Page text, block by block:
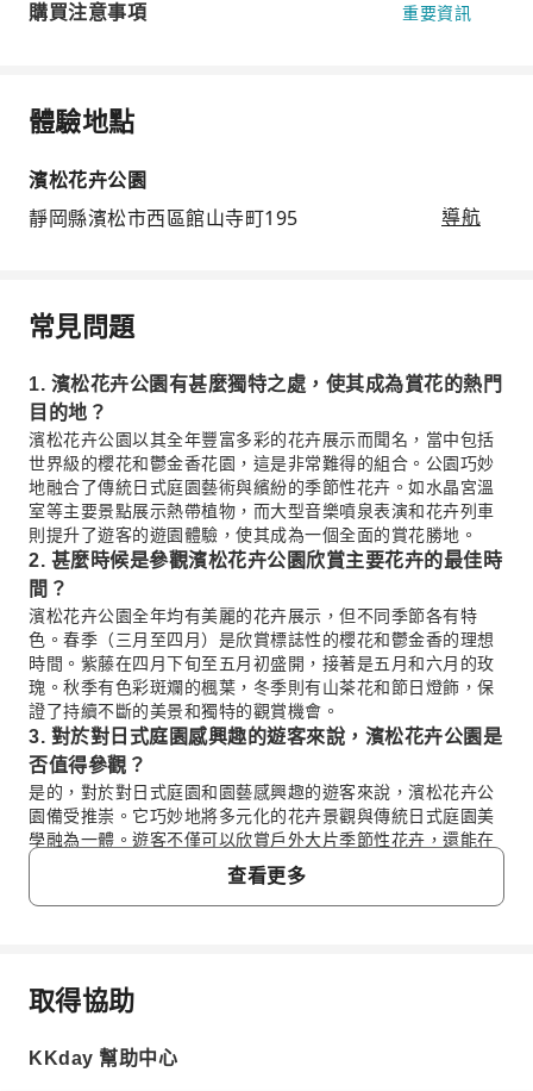
購買注意事項 重要資訊
體驗地點
濱松花卉公園
靜岡縣濱松市西區館山寺町195
導航
常見問題
1. 濱松花卉公園有甚麼獨特之處，使其成為賞花的熱門
目的地？
濱松花卉公園以其全年豐富多彩的花卉展示而聞名，當中包括
世界級的櫻花和鬱金香花園，這是非常難得的組合。公園巧妙
地融合了傳統日式庭園藝術與繽紛的季節性花卉。如水晶宮溫
室等主要景點展示熱帶植物，而大型音樂噴泉表演和花卉列車
則提升了遊客的遊園體驗，使其成為一個全面的賞花勝地。
2. 甚麼時候是參觀濱松花卉公園欣賞主要花卉的最佳時
間？
濱松花卉公園全年均有美麗的花卉展示，但不同季節各有特
色。春季（三月至四月）是欣賞標誌性的櫻花和鬱金香的理想
時間。紫藤在四月下旬至五月初盛開，接著是五月和六月的玫
瑰。秋季有色彩斑斕的楓葉，冬季則有山茶花和節日燈飾，保
證了持續不斷的美景和獨特的觀賞機會。
3. 對於對日式庭園感興趣的遊客來說，濱松花卉公園是
否值得參觀？
是的，對於對日式庭園和園藝感興趣的遊客來說，濱松花卉公
園備受推崇。它巧妙地將多元化的花卉景觀與傳統日式庭園美
學融為一體。遊客不僅可以欣賞戶外大片季節性花卉，還能在
水晶宮溫室享受獨特的室內體驗，這是一個內容豐富、變化多
端的庭園體驗，迎合了所有季節和興趣。
4. 濱松花卉公園主要以哪些特定的花卉品種而聞名和受
些被認為是世界級的景點。其他備受讚譽的品種包括晚春時節
的優雅紫藤，晚春和初夏期間的繽紛玫瑰，以及各種季節性花
美麗。公園確保了動態的花卉日曆。
查看更多
常見問題
1. 濱松花卉公園有甚麼獨特之處，使其成為賞花的
取得協助
KKday 幫助中心